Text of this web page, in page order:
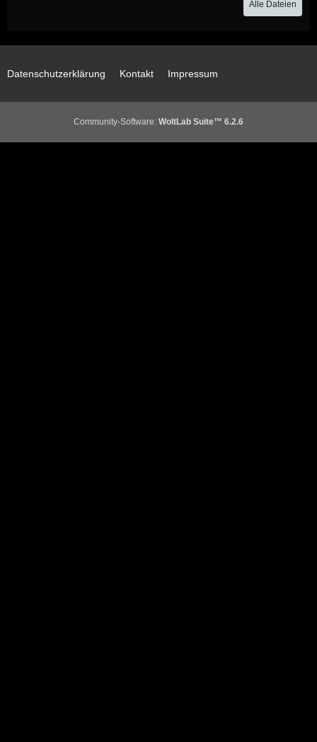
Alle Dateien
Datenschutzerklärung Kontakt Impressum
Community-Software: WoltLab Suite™ 6.2.6